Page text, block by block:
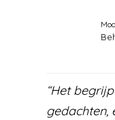
“Het
gedachten,